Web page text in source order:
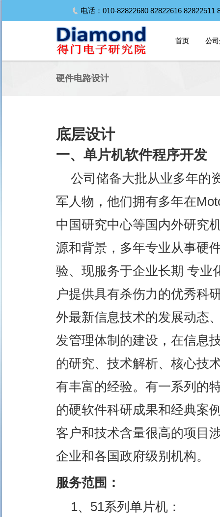
电话：010-82822680 82822616
首页 公
硬件电路设计
底层设计
一、单片机软件程序开发
公司储备大批从业多年的
军人物，他们拥有多年在
中国研究中心等国内外研究
源和背景，多年专业从事硬
验、现服务于企业长期 专业
户提供具有杀伤力的优秀科
外最新信息技术的发展动态
发管理体制的建设，在信息
的研究、技术解析、核心技
有丰富的经验。有一系列的
的硬软件科研成果和经典案
客户和技术含量很高的项目
企业和各国政府级别机构。
服务范围：
1、51系列单片机：